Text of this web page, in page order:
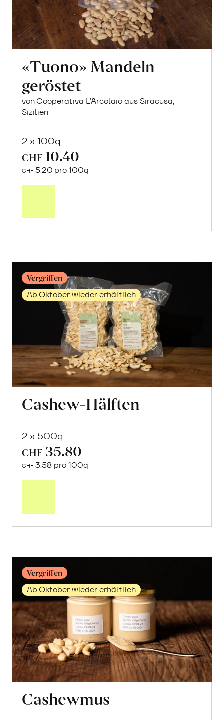
«Tuono» Mandeln
geröstet
von Cooperativa L’Arcolaio aus Siracusa,
Sizilien
2 x 100g
CHF 10.40
CHF 5.20 pro 100g
geröstet
Vergriffen
Ab Oktober wieder erhältlich
Cashew-Hälften
2 x 500g
CHF 35.80
CHF 3.58 pro 100g
erfahren
Vergriffen
Ab Oktober wieder erhältlich
Cashewmus